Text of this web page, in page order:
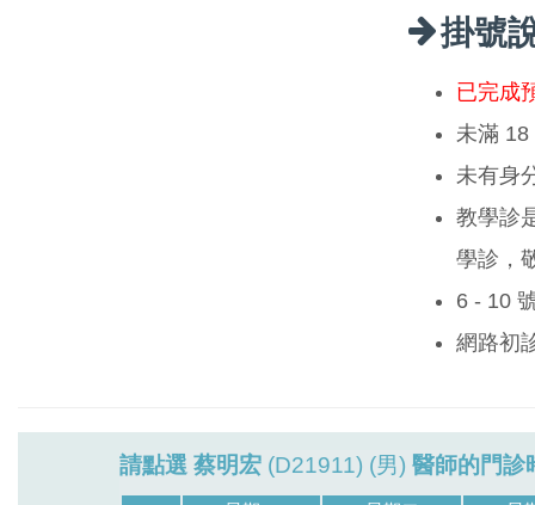
掛號
已完成
未滿 18
未有身
教學診
學診，
6 - 10
網路初